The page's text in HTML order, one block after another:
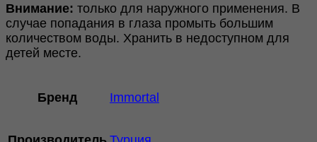
Внимание: только для наружного применения. В
случае попадания в глаза промыть большим
количеством воды. Хранить в недоступном для
детей месте.
Бренд Immortal